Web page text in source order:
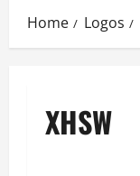
Home Logos
XHSW